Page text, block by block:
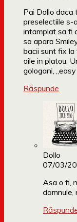
Pai Dollo
preselectiile
intamplat sa fi
sa apara
bacii sunt fix la
oile in platou.
gologani,
Răspunde
Dollo
07/03/
Asa o fi,
domnule,